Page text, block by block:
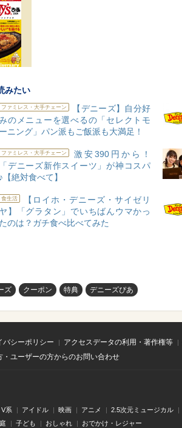
みたい
ファミレス・大手チェーン
【デニーズ】自分好
のメニューを選べるの「セレクトモ
ーニング」パン派もご飯派も大満足！
ファミレス・大手チェーン
激安390円から！
「デニーズ新作スイーツ」が神コスパ
♪【絶対食べて】
食生活
【ロイホ・デニーズ・サイゼリ
ヤ】「グラタン」でいちばんウマかっ
たのは？ガチ食べ比べてみた
ズ クーポン 特典 デニーズぴあ
バシーポリシー アクセスデータの利用・著作権等
・ユーザーの方からのお問い合わせ
V系 アイドル 映画 アニメ 2.5次元ミュージカル
子ども おしゃれ おでかけ・レジャー